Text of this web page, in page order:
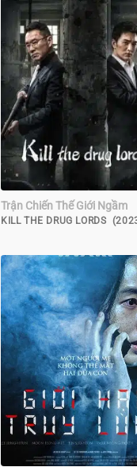
Trận Chiến Thế Giới Ngầm
KILL THE DRUG LORDS